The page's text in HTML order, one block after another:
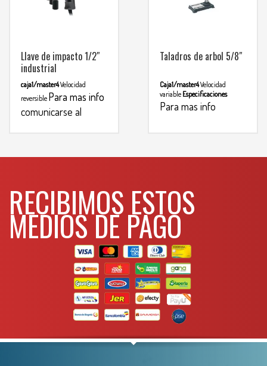
Llave de impacto 1/2″
industrial
caja1/master4Velocidad
reversible Para mas info
comunicarse al
Taladros de arbol 5/8″
Caja1/master4Velocidad
variable Especificaciones
Para mas info
RECIBIMOS ESTOS
MEDIOS DE PAGO